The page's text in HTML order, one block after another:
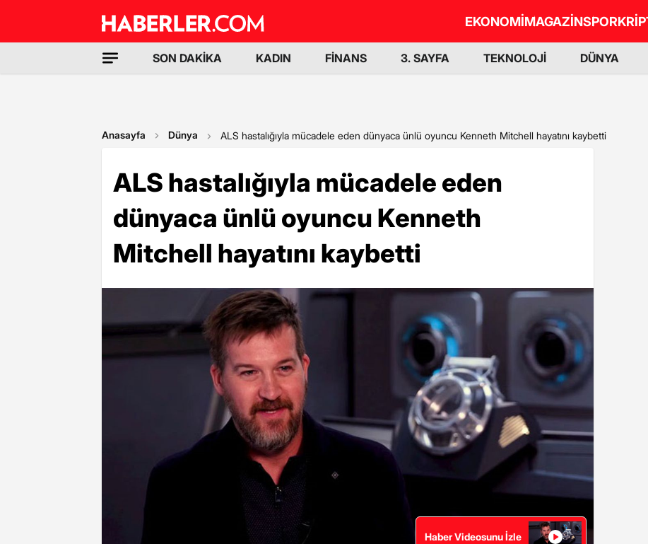
EKONOMİMAGAZİNSPOR
SON DAKİKA KADIN FİNANS 3. SAYFA TEKNOLOJİ DÜNYA
Anasayfa Dünya ALS hastalığıyla mücadele eden dünyaca ünlü oyuncu Kenneth Mitchell hayatını kaybetti
ALS hastalığıyla mücadele eden
dünyaca ünlü oyuncu Kenneth
Mitchell hayatını kaybetti
Haber Videosunu İzle